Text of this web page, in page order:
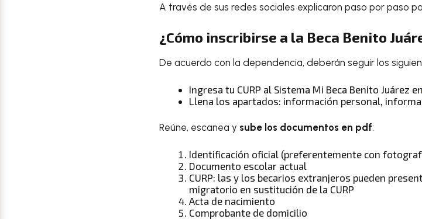
A través de sus redes sociales explicaron paso por paso
¿Cómo inscribirse a la Beca Benito
De acuerdo con la dependencia, deberán seguir los
Ingresa tu CURP al Sistema Mi Beca Benito Juárez en
Llena los apartados: información personal,
Reúne, escanea y sube los documentos en pdf:
Identificación oficial (preferentemente con
Documento escolar actual
CURP: las y los becarios extranjeros pueden
migratorio en sustitución de la CURP
Acta de nacimiento
Comprobante de domicilio